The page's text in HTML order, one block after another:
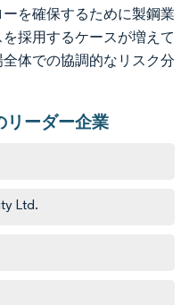
を確保するために製鋼業
採用するケースが増えて
体での協調的なリスク分
リーダー企業
Ltd.